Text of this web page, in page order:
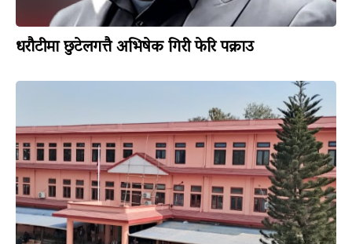
धरौटीमा छुटेलगत्तै अभिषेक गिरी फेरि पक्राउ